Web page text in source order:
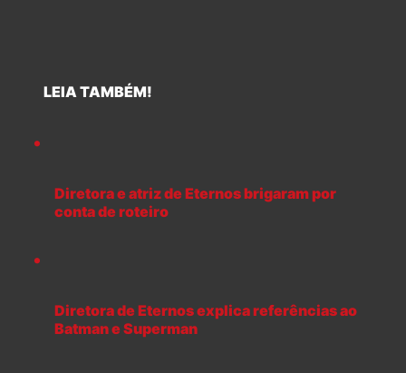
LEIA TAMBÉM!
Diretora e atriz de Eternos brigaram por
conta de roteiro
Diretora de Eternos explica referências ao
Batman e Superman